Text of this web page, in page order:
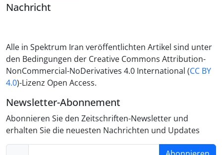
Nachricht
Alle in Spektrum Iran veröffentlichten Artikel sind unter
den Bedingungen der Creative Commons Attribution-
NonCommercial-NoDerivatives 4.0 International (CC BY
4.0)-Lizenz Open Access.
Newsletter-Abonnement
Abonnieren Sie den Zeitschriften-Newsletter und
erhalten Sie die neuesten Nachrichten und Updates